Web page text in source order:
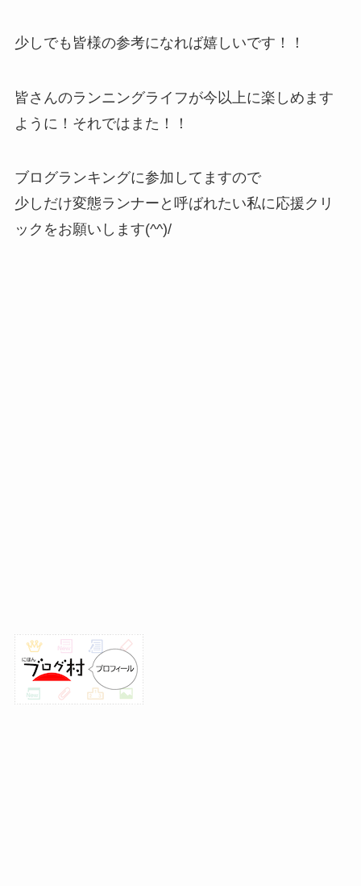
少しでも皆様の参考になれば嬉しいです！！
皆さんのランニングライフが今以上に楽しめます
ように！それではまた！！
ブログランキングに参加してますので
少しだけ変態ランナーと呼ばれたい私に応援クリ
ックをお願いします(^^)/